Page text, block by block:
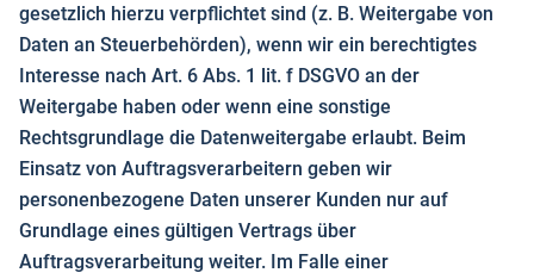
gesetzlich hierzu verpflichtet sind (z. B. Weitergabe von
Daten an Steuerbehörden), wenn wir ein berechtigtes
Interesse nach Art. 6 Abs. 1 lit. f DSGVO an der
Weitergabe haben oder wenn eine sonstige
Rechtsgrundlage die Datenweitergabe erlaubt. Beim
Einsatz von Auftragsverarbeitern geben wir
personenbezogene Daten unserer Kunden nur auf
Grundlage eines gültigen Vertrags über
Auftragsverarbeitung weiter. Im Falle einer